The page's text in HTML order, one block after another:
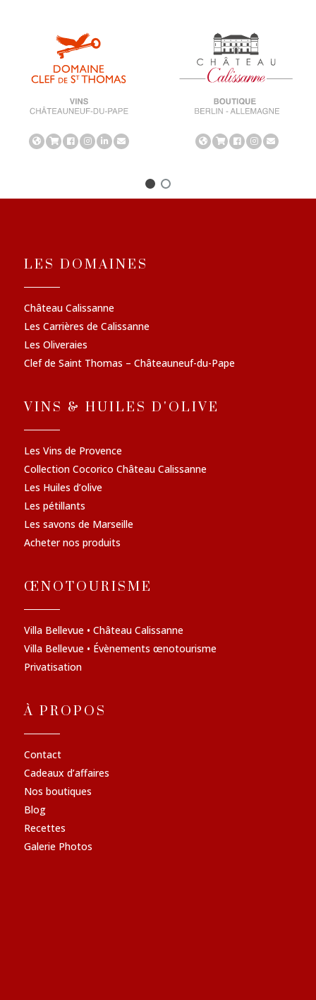
LES DOMAINES
Château Calissanne
Les Carrières de Calissanne
Les Oliveraies
Clef de Saint Thomas – Châteauneuf-du-Pape
VINS & HUILES D'OLIVE
Les Vins de Provence
Collection Cocorico Château Calissanne
Les Huiles d’olive
Les pétillants
Les savons de Marseille
Acheter nos produits
ŒNOTOURISME
Villa Bellevue • Château Calissanne
Villa Bellevue • Évènements œnotourisme
Privatisation
À PROPOS
Contact
Cadeaux d’affaires
Nos boutiques
Blog
Recettes
Galerie Photos